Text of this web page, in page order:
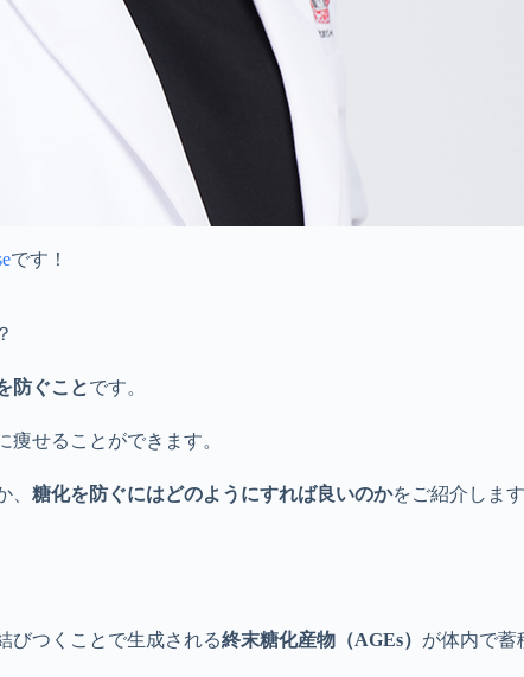
です！
防ぐことです。
せることができます。
、 糖化を防ぐにはどのようにすれば良いのかをご紹介します
びつくことで生成される終末糖化産物（AGEs） が体内で蓄